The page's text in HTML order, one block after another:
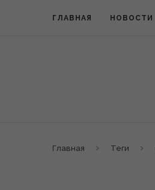
ГЛАВНАЯ НОВОСТИ
Главная Теги